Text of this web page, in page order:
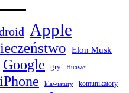
Apple
Elon Musk
Google gry Huawei
iPhone klawiatury komunikatory